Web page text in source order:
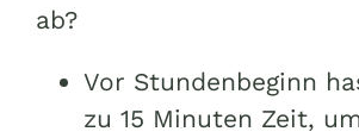
ab?
Vor Stundenbeginn
zu 15 Minuten Zeit,